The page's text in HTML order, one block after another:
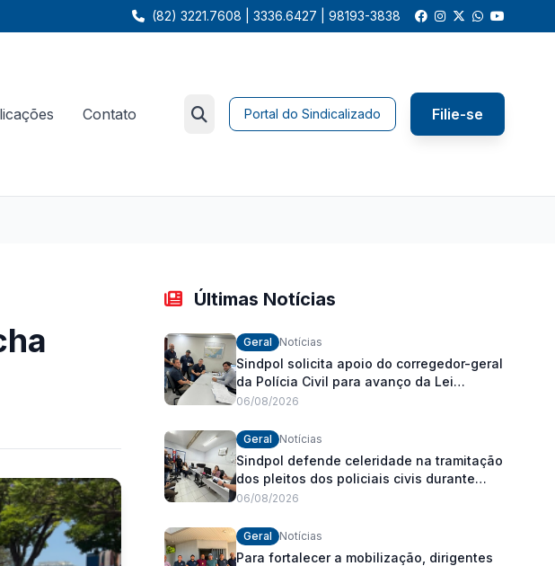
(82) 3221.7608 | 3336.6427 | 98193-3838
Contato Portal do Sindicalizado Filie-se
Últimas Notícias
Geral Notícias
Sindpol solicita apoio do corregedor-geral
da Polícia Civil para avanço da Lei
Orgânica Estadual
06/08/2026
Geral Notícias
Sindpol defende celeridade na tramitação
dos pleitos dos policiais civis durante
visita às delegacias
06/08/2026
Geral Notícias
Para fortalecer a mobilização, dirigentes